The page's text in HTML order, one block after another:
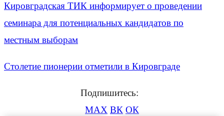
Кировградская ТИК информирует о проведении
семинара для потенциальных кандидатов по
местным выборам
Столетие пионерии отметили в Кировграде
Подпишитесь:
MAX ВК ОК